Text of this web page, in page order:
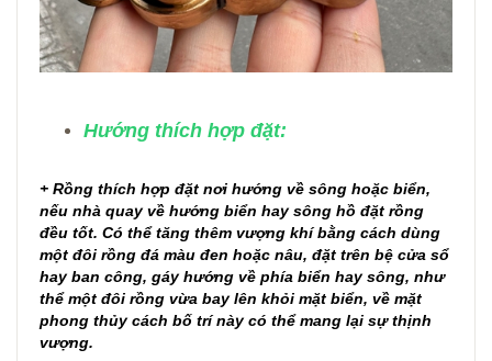
Hướng thích hợp đặt:
+ Rồng thích hợp đặt nơi hướng về sông hoặc biển,
nếu nhà quay về hướng biển hay sông hồ đặt rồng
đều tốt. Có thể tăng thêm vượng khí bằng cách dùng
một đôi rồng đá màu đen hoặc nâu, đặt trên bệ cửa sổ
hay ban công, gáy hướng về phía biển hay sông, như
thể một đôi rồng vừa bay lên khỏi mặt biển, về mặt
phong thủy cách bố trí này có thể mang lại sự thịnh
vượng.